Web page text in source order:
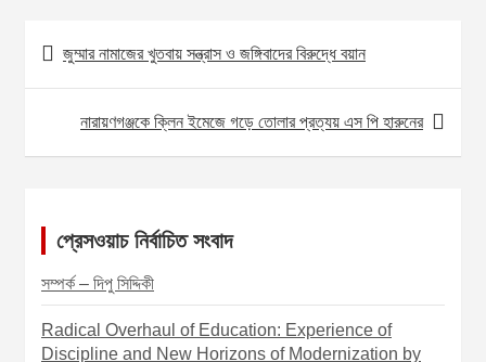
o
k
n
g
r
s
A
p
i
l
a
r
P
o
t
জুম্মার নামাজের খুতবায় সন্ত্রাস ও জঙ্গিবাদের বিরুদ্ধে বয়ান
নারায়ণগঞ্জকে ক্লিন ইমেজে গড়ে তোলার প্রত্যয় এস পি হারুনের
প্রেসওয়াচ নির্বাচিত সংবাদ
সম্পর্ক – দিপু সিদ্দিকী
Radical Overhaul of Education: Experience of
Discipline and New Horizons of Modernization by